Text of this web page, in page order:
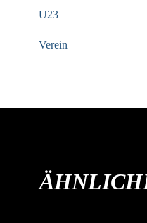
U23
Verein